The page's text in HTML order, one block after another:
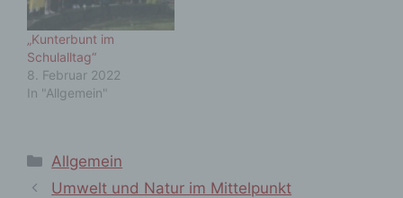
„Kunterbunt im
Schulalltag“
8. Februar 2022
In "Allgemein"
Kategorien
Allgemein
Umwelt und Natur im Mittelpunkt